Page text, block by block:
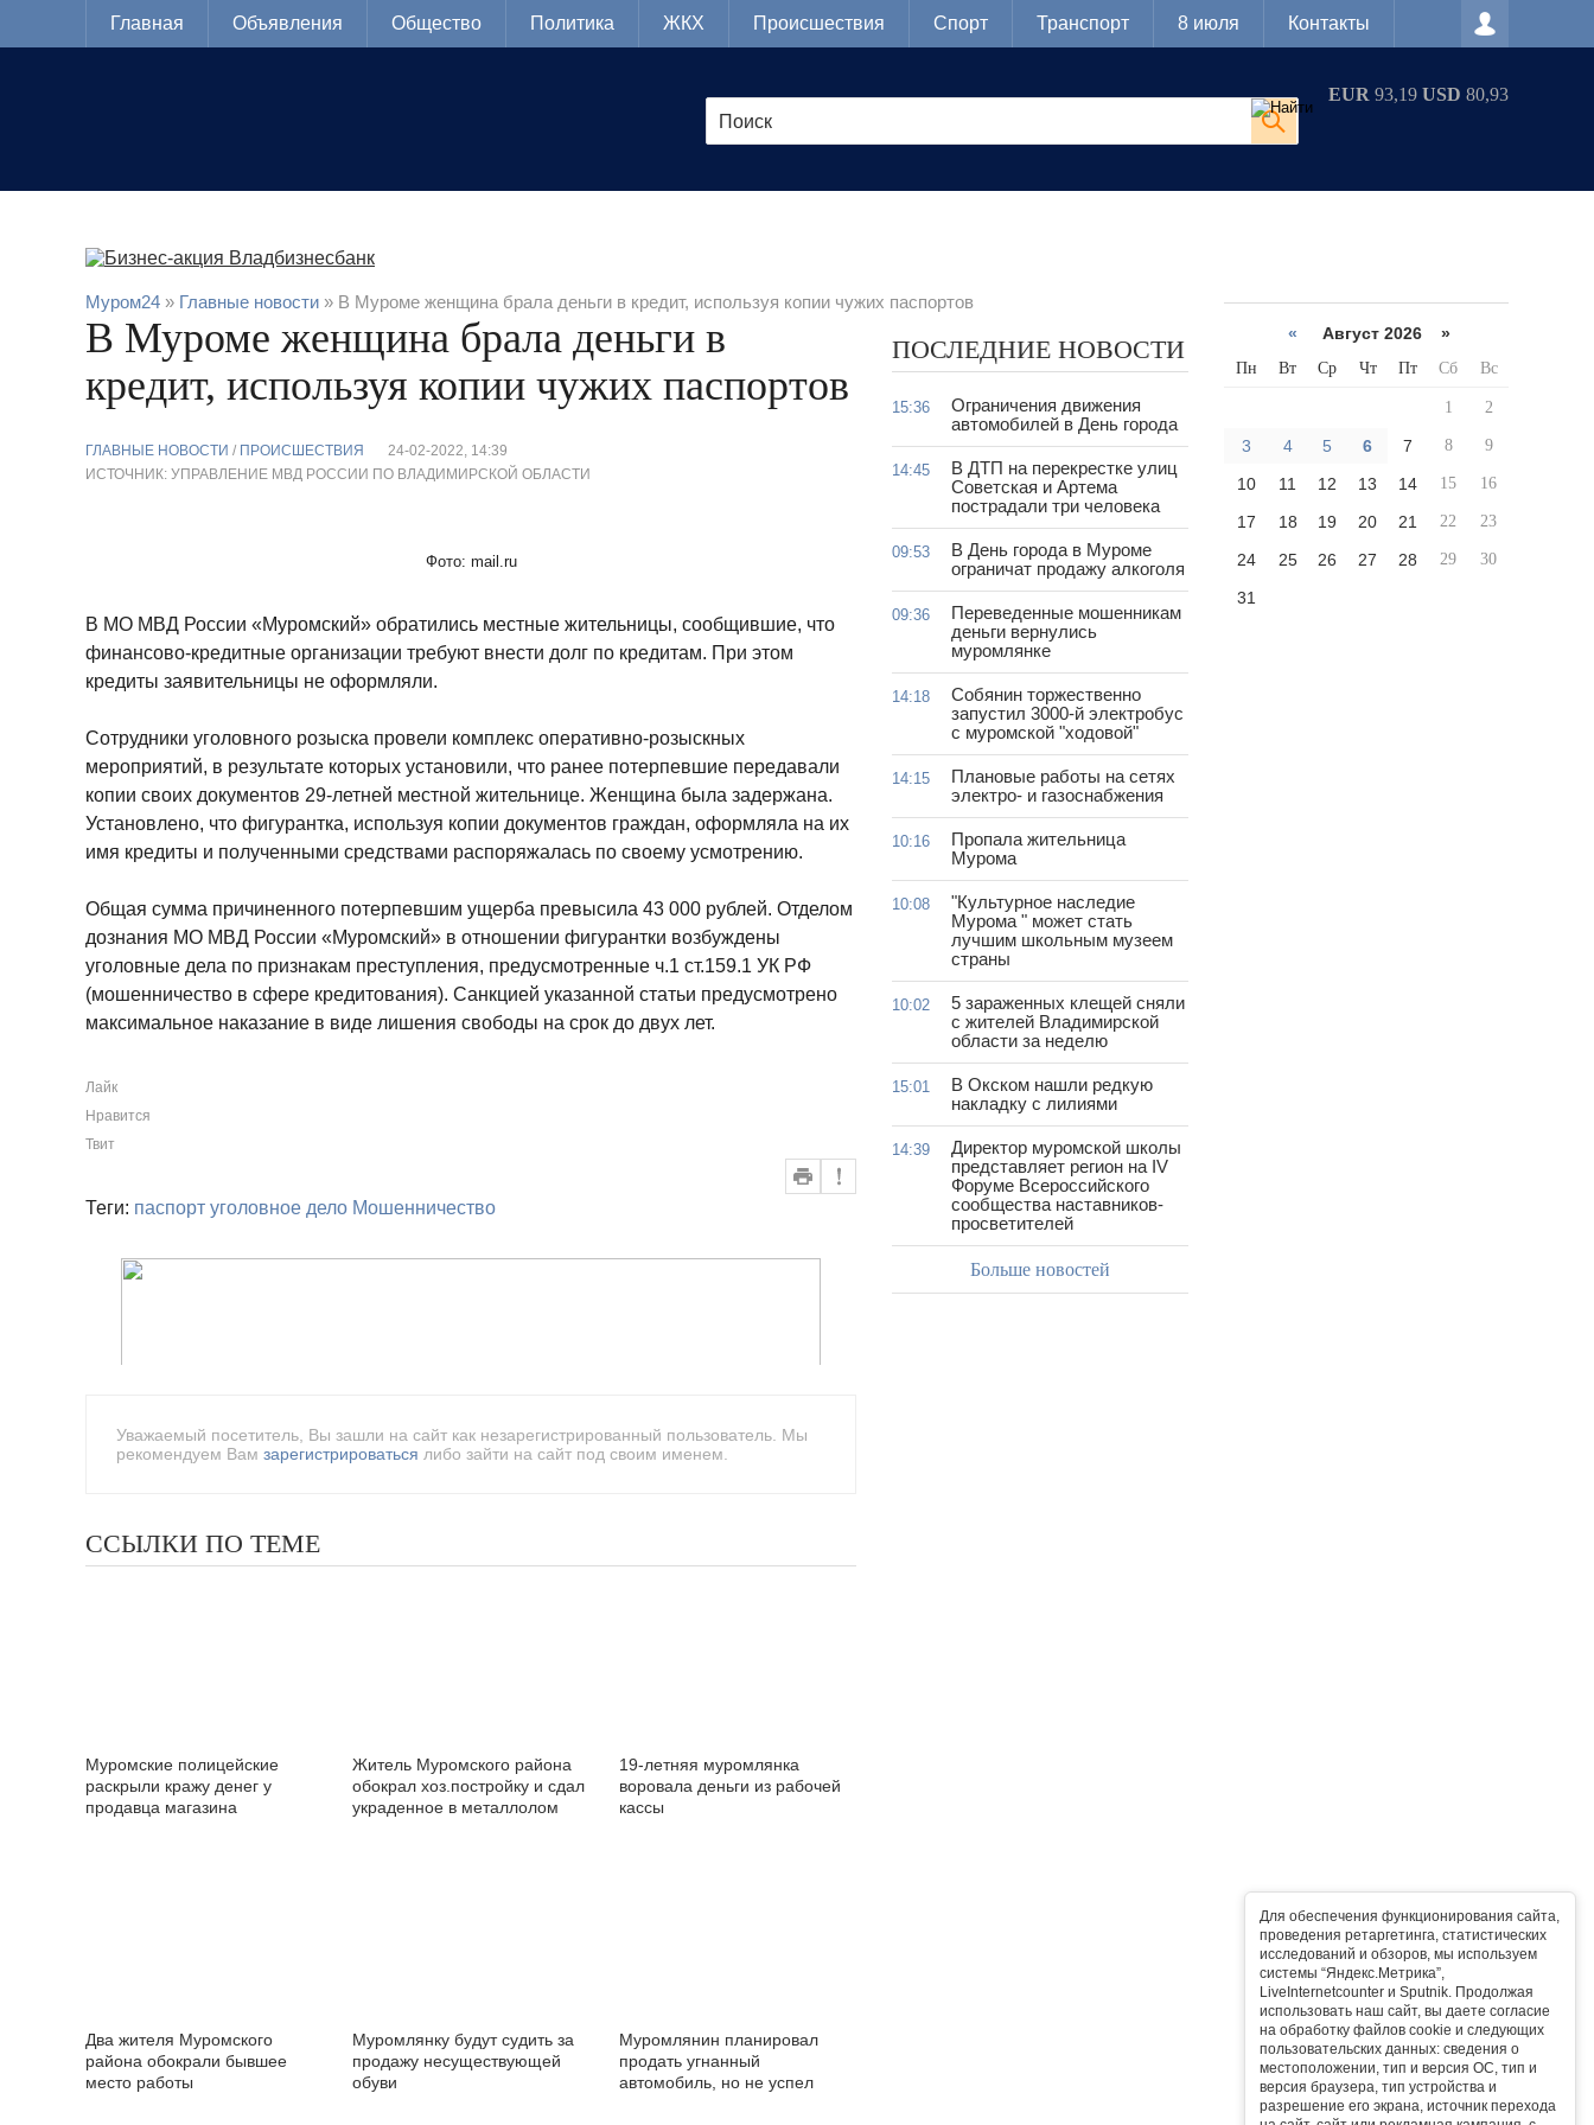
Для обеспечения функционирования сайта,
проведения ретаргетинга, статистических
исследований и обзоров, мы используем
системы “Яндекс.Метрика”,
LiveInternetcounter и Sputnik. Продолжая
использовать наш сайт, вы даете согласие
на обработку файлов cookie и следующих
пользовательских данных: сведения о
местоположении, тип и версия ОС, тип и
версия браузера, тип устройства и
разрешение его экрана, источник перехода
Главная Объявления Общество Политика ЖКХ Происшествия Спорт Транспорт 8 июля Контакты
EUR 93,19 USD 80,93
Муром24 » Главные новости » В Муроме женщина брала деньги в кредит, используя копии чужих паспортов
В Муроме женщина брала деньги в
кредит, используя копии чужих паспортов
ГЛАВНЫЕ НОВОСТИ / ПРОИСШЕСТВИЯ
24-02-2022, 14:39
ИСТОЧНИК: УПРАВЛЕНИЕ МВД РОССИИ ПО ВЛАДИМИРСКОЙ ОБЛАСТИ
Фото: mail.ru
В МО МВД России «Муромский» обратились местные жительницы, сообщившие, что
финансово-кредитные организации требуют внести долг по кредитам. При этом
кредиты заявительницы не оформляли.
Сотрудники уголовного розыска провели комплекс оперативно-розыскных
мероприятий, в результате которых установили, что ранее потерпевшие передавали
копии своих документов 29-летней местной жительнице. Женщина была задержана.
Установлено, что фигурантка, используя копии документов граждан, оформляла на их
имя кредиты и полученными средствами распоряжалась по своему усмотрению.
Общая сумма причиненного потерпевшим ущерба превысила 43 000 рублей. Отделом
дознания МО МВД России «Муромский» в отношении фигурантки возбуждены
уголовные дела по признакам преступления, предусмотренные ч.1 ст.159.1 УК РФ
(мошенничество в сфере кредитования). Санкцией указанной статьи предусмотрено
максимальное наказание в виде лишения свободы на срок до двух лет.
Лайк
Нравится
Твит
Теги: паспорт уголовное дело Мошенничество
Уважаемый посетитель, Вы зашли на сайт как незарегистрированный пользователь. Мы
рекомендуем Вам зарегистрироваться либо зайти на сайт под своим именем.
ССЫЛКИ ПО ТЕМЕ
Муромские полицейские
раскрыли кражу денег у
продавца магазина
Житель Муромского района
обокрал хоз.постройку и сдал
украденное в металлолом
19-летняя муромлянка
воровала деньги из рабочей
кассы
Два жителя Муромского
района обокрали бывшее
место работы
Муромлянку будут судить за
продажу несуществующей
обуви
Муромлянин планировал
продать угнанный
автомобиль, но не успел
ПОСЛЕДНИЕ НОВОСТИ
15:36
Ограничения движения
автомобилей в День города
14:45
В ДТП на перекрестке улиц
Советская и Артема
пострадали три человека
09:53
В День города в Муроме
ограничат продажу алкоголя
09:36
Переведенные мошенникам
деньги вернулись
муромлянке
14:18
Собянин торжественно
запустил 3000-й электробус
с муромской "ходовой"
14:15
Плановые работы на сетях
электро- и газоснабжения
10:16
Пропала жительница
Мурома
10:08
"Культурное наследие
Мурома " может стать
лучшим школьным музеем
страны
10:02
5 зараженных клещей сняли
с жителей Владимирской
области за неделю
15:01
В Окском нашли редкую
накладку с лилиями
14:39
Директор муромской школы
представляет регион на IV
Форуме Всероссийского
сообщества наставников-
просветителей
Больше новостей
« Август 2026 »
Пн Вт Ср Чт Пт Сб Вс
1 2
3 4 5 6 7 8 9
10 11 12 13 14 15 16
17 18 19 20 21 22 23
24 25 26 27 28 29 30
31